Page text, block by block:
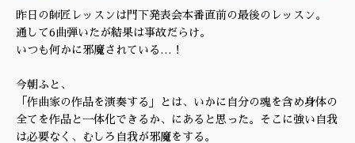
昨日の師匠レッスンは門下発表会本番直前の最後のレッスン。
通して6曲弾いたが結果は事故だらけ。
いつも何かに邪魔されている…！
今朝ふと、
「作曲家の作品を演奏する」とは、いかに自分の魂を含め身体の
全てを作品と一体化できるか、にあると思った。そこに強い自我
は必要なく、むしろ自我が邪魔をする。